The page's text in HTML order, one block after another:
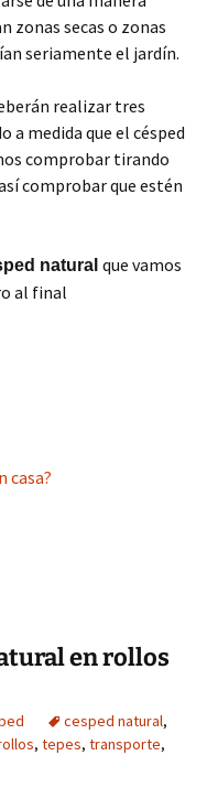
zonas secas o zonas
seriamente el jardín.
realizar tres
a medida que el césped
comprobar tirando
comprobar que estén
natural que vamos
al final
casa?
en rollos
cesped natural,
, tepes, transporte,